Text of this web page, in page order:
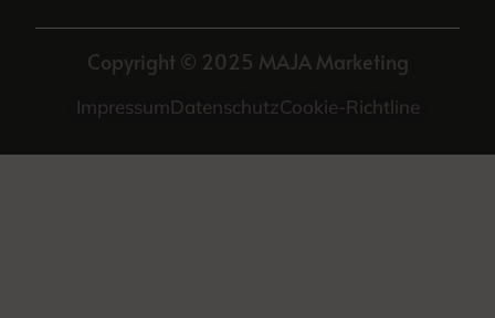
Copyright © 2025 MAJA Marketing
ImpressumDatenschutzCookie-Richtline